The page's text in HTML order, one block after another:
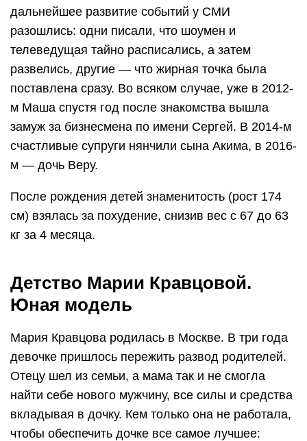
дальнейшее развитие событий у СМИ
разошлись: одни писали, что шоумен и
телеведущая тайно расписались, а затем
развелись, другие — что жирная точка была
поставлена сразу. Во всяком случае, уже в 2012-
м Маша спустя год после знакомства вышла
замуж за бизнесмена по имени Сергей. В 2014-м
счастливые супруги нянчили сына Акима, в 2016-
м — дочь Веру.
После рождения детей знаменитость (рост 174
см) взялась за похудение, снизив вес с 67 до 63
кг за 4 месяца.
Детство Марии Кравцовой.
Юная модель
Мария Кравцова родилась в Москве. В три года
девочке пришлось пережить развод родителей.
Отецу шел из семьи, а мама так и не смогла
найти себе нового мужчину, все силы и средства
вкладывая в дочку. Кем только она не работала,
чтобы обеспечить дочке все самое лучшее: